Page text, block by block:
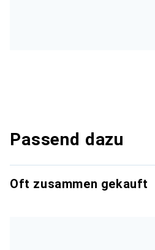
Passend dazu
Oft zusammen gekauft